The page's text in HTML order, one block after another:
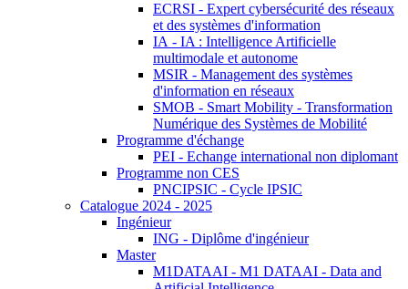
ECRSI - Expert cybersécurité des réseaux
et des systèmes d'information
IA - IA : Intelligence Artificielle
multimodale et autonome
MSIR - Management des systèmes
d'information en réseaux
SMOB - Smart Mobility - Transformation
Numérique des Systèmes de Mobilité
Programme d'échange
PEI - Echange international non diplomant
Programme non CES
PNCIPSIC - Cycle IPSIC
Catalogue 2024 - 2025
Ingénieur
ING - Diplôme d'ingénieur
Master
M1DATAAI - M1 DATAAI - Data and